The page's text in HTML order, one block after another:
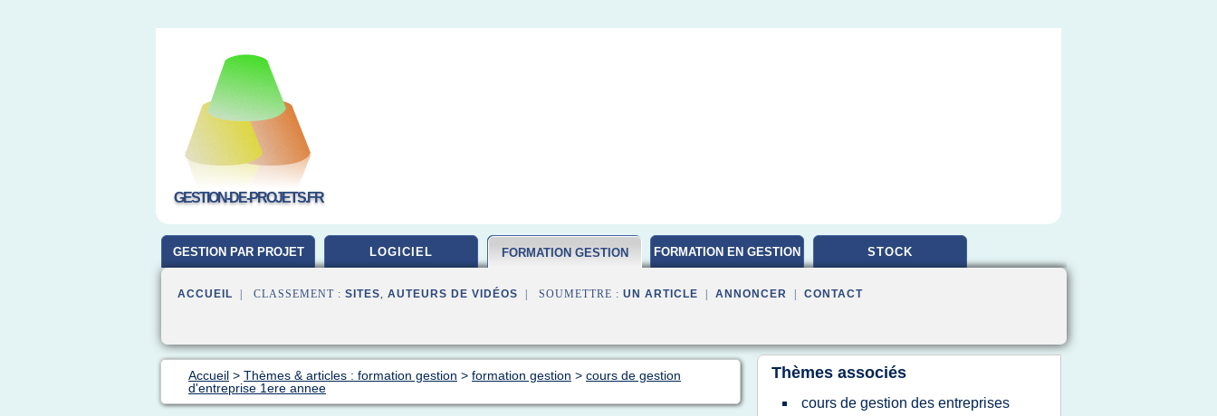
GESTION-DE-PROJETS.FR
GESTION PAR PROJET LOGICIEL FORMATION GESTION FORMATION EN GESTION STOCK
ACCUEIL | CLASSEMENT : SITES, AUTEURS DE VIDÉOS | SOUMETTRE : UN ARTICLE ANNONCER CONTACT
Accueil > Thèmes & articles : formation gestion > formation gestion > cours de gestion
d'entreprise 1ere annee
Thèmes associés
cours de gestion des entreprises